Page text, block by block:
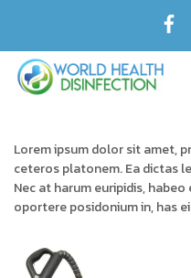
Lorem ipsum dolor sit amet,
ceteros platonem. Ea dictas
Nec at harum euripidis,
oportere posidonium in, has